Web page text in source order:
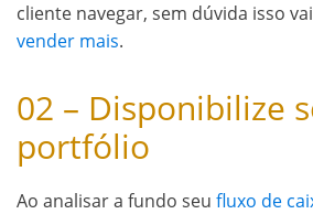
cliente navegar, sem dúvida isso
vender mais.
02 – Disponibilize
portfólio
Ao analisar a fundo seu fluxo de